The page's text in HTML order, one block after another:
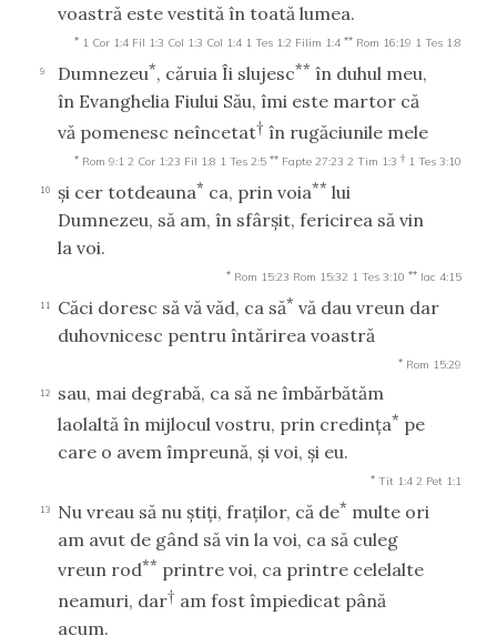
voastră este vestită în toată lumea.
* 1 Cor 1:4 Fil 1:3 Col 1:3 Col 1:4 1 Tes 1:2 Filim 1:4 ** Rom 16:19 1 Tes 1:8
9 Dumnezeu*, căruia Îi slujesc** în duhul meu,
în Evanghelia Fiului Său, îmi este martor că
vă pomenesc neîncetat† în rugăciunile mele
* Rom 9:1 2 Cor 1:23 Fil 1:8 1 Tes 2:5 ** Fapte 27:23 2 Tim 1:3 † 1 Tes 3:10
10 şi cer totdeauna* ca, prin voia** lui
Dumnezeu, să am, în sfârşit, fericirea să vin
la voi.
* Rom 15:23 Rom 15:32 1 Tes 3:10 ** Iac 4:15
11 Căci doresc să vă văd, ca să* vă dau vreun dar
duhovnicesc pentru întărirea voastră
* Rom 15:29
12
sau, mai degrabă, ca să ne îmbărbătăm
laolaltă în mijlocul vostru, prin credinţa* pe
care o avem împreună, şi voi, şi eu.
* Tit 1:4 2 Pet 1:1
13 Nu vreau să nu ştiţi, fraţilor, că de* multe ori
am avut de gând să vin la voi, ca să culeg
vreun rod** printre voi, ca printre celelalte
neamuri, dar† am fost împiedicat până
acum.